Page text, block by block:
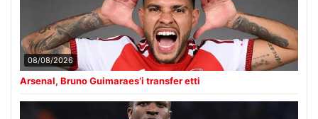
08/08/2026
Arsenal, Bruno Guimaraes’i transfer etti